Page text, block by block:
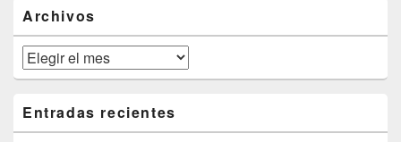
lateral
primaria
Archivos
Archivos
Entradas recientes